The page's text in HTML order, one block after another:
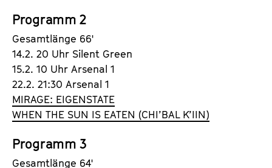
t
e
.
V
.
Programm 2
Gesamtlänge 66'
14.2. 20 Uhr Silent Green
15.2. 10 Uhr Arsenal 1
22.2. 21:30 Arsenal 1
MIRAGE: EIGENSTATE
WHEN THE SUN IS EATEN (CHI’BAL K’IIN)
Programm 3
Gesamtlänge 64'